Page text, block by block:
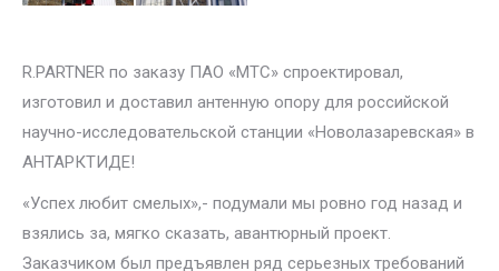
R.PARTNER по заказу ПАО «МТС» спроектировал,
изготовил и доставил антенную опору для российской
научно-исследовательской станции «Новолазаревская» в
АНТАРКТИДЕ!
«Успех любит смелых»,- подумали мы ровно год назад и
взялись за, мягко сказать, авантюрный проект.
Заказчиком был предъявлен ряд серьезных требований